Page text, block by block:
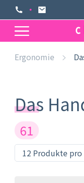
Ergonomie
Das
61